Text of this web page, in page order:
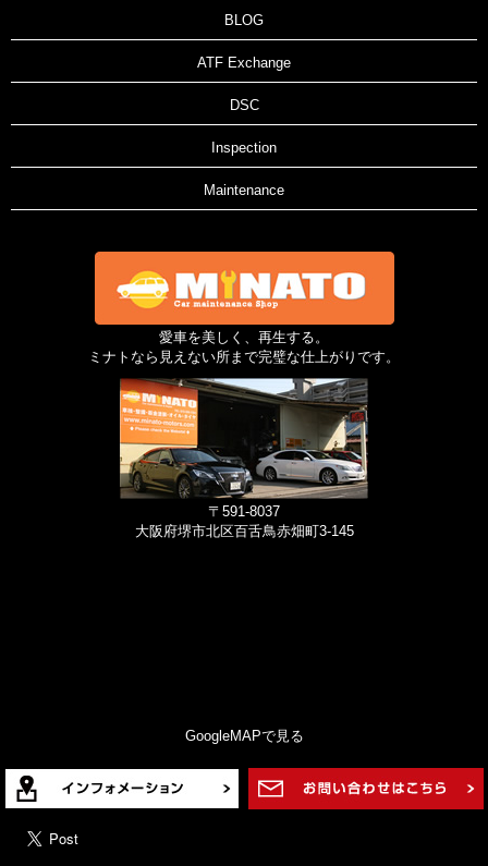
BLOG
ATF Exchange
DSC
Inspection
Maintenance
愛車を美しく、再生する。
ミナトなら見えない所まで完璧な仕上がりです。
〒591-8037
大阪府堺市北区百舌鳥赤畑町3-145
GoogleMAPで見る